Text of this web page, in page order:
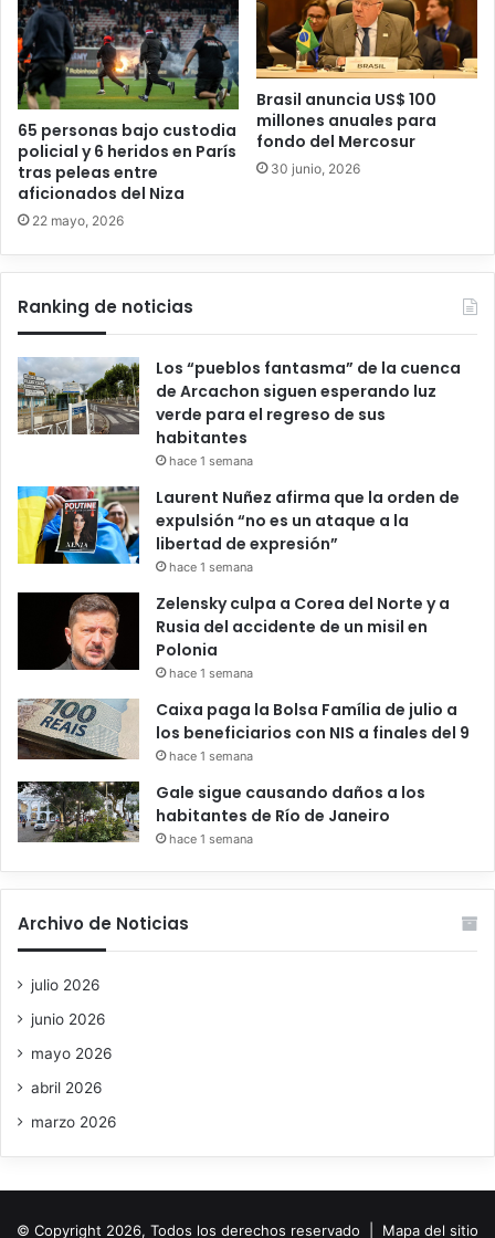
65 personas bajo custodia
policial y 6 heridos en París
tras peleas entre
aficionados del Niza
22 mayo, 2026
Brasil anuncia US$ 100
millones anuales para
fondo del Mercosur
30 junio, 2026
Ranking de noticias
Los “pueblos fantasma” de la cuenca
de Arcachon siguen esperando luz
verde para el regreso de sus
habitantes
hace 1 semana
Laurent Nuñez afirma que la orden de
expulsión “no es un ataque a la
libertad de expresión”
hace 1 semana
Zelensky culpa a Corea del Norte y a
Rusia del accidente de un misil en
Polonia
hace 1 semana
Caixa paga la Bolsa Família de julio a
los beneficiarios con NIS a finales del 9
hace 1 semana
Gale sigue causando daños a los
habitantes de Río de Janeiro
hace 1 semana
Archivo de Noticias
julio 2026
junio 2026
mayo 2026
abril 2026
marzo 2026
© Copyright 2026, Todos los derechos reservado | Mapa del sitio